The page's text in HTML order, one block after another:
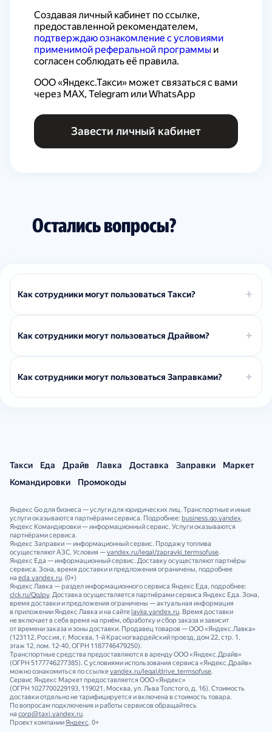
Создавая личный кабинет по ссылке,
подтверждаю ознакомление с условиями
применимой реферальной программы и
согласен соблюдать её правила.
ООО «Яндекс.Такси» может связаться с вами
через MAX, Telegram или WhatsApp
Завести личный кабинет
Остались вопросы?
Как сотрудники могут пользоваться Такси?
Как сотрудники могут пользоваться Драйвом?
Как сотрудники могут пользоваться Заправками?
Такси Еда Драйв Лавка Доставка Заправки
Маркет
Командировки
Промокоды
Яндекс Go для бизнеса — услуги для юридических лиц. Транспортные и иные
услуги оказываются партнёрами сервиса. Подробнее: business.go.yandex.
Яндекс Командировки — информационный сервис. Услуги оказываются
партнёрами сервиса.
Яндекс Заправки — информационный сервис. Продажу топлива
осуществляют АЗС. Условия —yandex.ru/legal/zapravki_termsofuse.
Яндекс Еда — информационный сервис. Доставку осуществляют партнёры
сервиса. Зона, время доставки и предложения ограничены, подробнее
на eda.yandex.ru. (0+)
Яндекс Лавка — раздел информационного сервиса Яндекс Еда, подробнее:
clck.ru/QgJpy. Доставка осуществляется партнёрами сервиса Яндекс Еда. Зона,
время доставки и предложения ограничены — актуальная информация
в приложении Яндекс Лавка и на сайтеlavka.yandex.ru. Время доставки
не включает в себя время на приём, обработку и сбор заказа и зависит
от времени заказа и зоны доставки. Продавец товаров — ООО «Яндекс.Лавка»
(123112, Россия, г. Москва, 1‑й Красногвардейский проезд, дом 22, стр. 1,
этаж 12, пом. 12‑40, ОГРН 1187746479250).
Транспортные средства предоставляются в аренду ООО «Яндекс.Драйв»
(ОГРН 5177746277385). С условиями использования сервиса «Яндекс.Драйв»
можно ознакомиться по ссылкеyandex.ru/legal/drive_termsofuse.
Сервис Яндекс Маркет предоставляется ООО «Яндекс»
(ОГРН 1027700229193, 119021, Москва, ул. Льва Толстого, д. 16). Стоимость
доставки отдельно не тарифицируется и включена в стоимость товара.
По вопросам подключения и работы сервисов обращайтесь
на corp@taxi.yandex.ru.
Проект компании Яндекс. 0+